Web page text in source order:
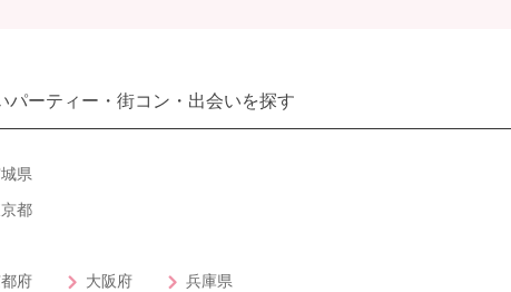
パーティー・街コン・出会いを探す
県
都
府 大阪府 兵庫県